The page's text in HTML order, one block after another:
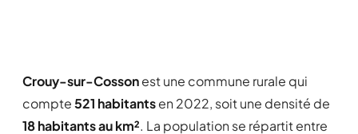
Crouy-sur-Cossonest une commune rurale qui
compte521 habitantsen 2022, soit une densité de
18 habitants au km². La population se répartit entre